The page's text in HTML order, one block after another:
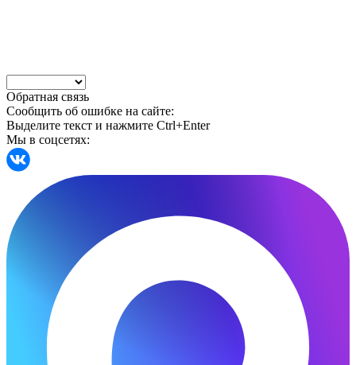
Обратная связь
Сообщить об ошибке на сайте:
Выделите текст и нажмите Ctrl+Enter
Мы в соцсетях: